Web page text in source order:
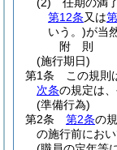
第12条又は
いう。)が当
附 則
(施行期日)
第1条
この規則
次条の規定は
(準備行為)
第2条
第2条の
の施行前にお